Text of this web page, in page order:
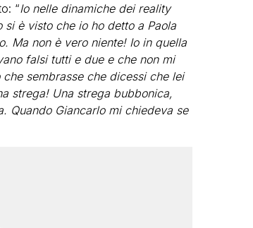
“Io nelle dinamiche dei reality
è visto che io ho detto a Paola
Ma non è vero niente! Io in quella
falsi tutti e due e che non mi
sembrasse che dicessi che lei
strega! Una strega bubbonica,
Quando Giancarlo mi chiedeva se